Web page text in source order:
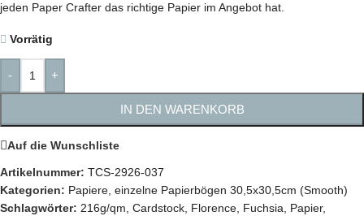
jeden Paper Crafter das richtige Papier im Angebot hat.
Vorrätig
- +
IN DEN WARENKORB
Auf die Wunschliste
Artikelnummer: TCS-2926-037
Kategorien: Papiere einzelne Papierbögen 30,5x30,5cm (Smooth)
Schlagwörter: 216g/qm Cardstock Florence Fuchsia Papier,